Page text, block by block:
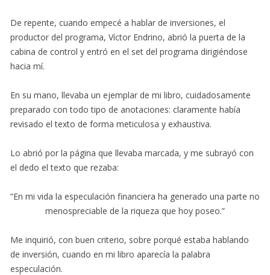
De repente, cuando empecé a hablar de inversiones, el
productor del programa, Víctor Endrino, abrió la puerta de la
cabina de control y entró en el set del programa dirigiéndose
hacia mí.
En su mano, llevaba un ejemplar de mi libro, cuidadosamente
preparado con todo tipo de anotaciones: claramente había
revisado el texto de forma meticulosa y exhaustiva.
Lo abrió por la página que llevaba marcada, y me subrayó con
el dedo el texto que rezaba:
“En mi vida la especulación financiera ha generado una parte no
menospreciable de la riqueza que hoy poseo.”
Me inquirió, con buen criterio, sobre porqué estaba hablando
de inversión, cuando en mi libro aparecía la palabra
especulación.